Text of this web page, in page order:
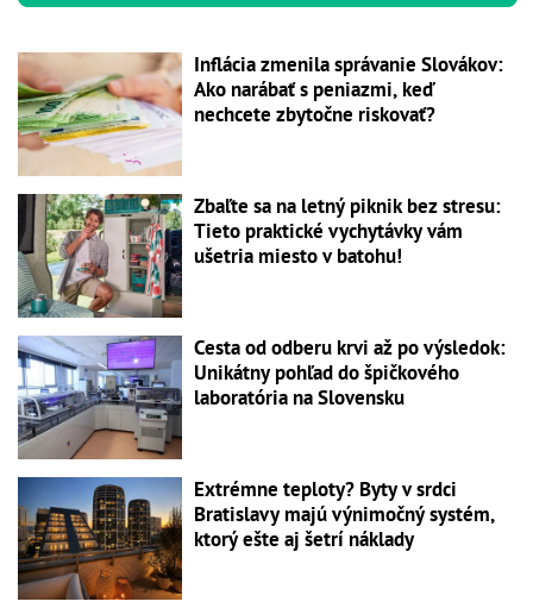
Inflácia zmenila správanie Slovákov:
Ako narábať s peniazmi, keď
nechcete zbytočne riskovať?
Zbaľte sa na letný piknik bez stresu:
Tieto praktické vychytávky vám
ušetria miesto v batohu!
Cesta od odberu krvi až po výsledok:
Unikátny pohľad do špičkového
laboratória na Slovensku
Extrémne teploty? Byty v srdci
Bratislavy majú výnimočný systém,
ktorý ešte aj šetrí náklady